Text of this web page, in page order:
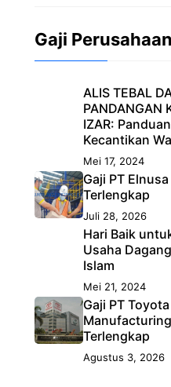
Gaji Perusahaan
ALIS TEBAL
PANDANGAN
IZAR:
Kecantikan
Mei 17, 2024
Gaji PT
Terlengkap
Juli 28, 2026
Hari Baik
Usaha
Islam
Mei 21, 2024
Gaji PT
Terlengkap
Agustus 3, 2026